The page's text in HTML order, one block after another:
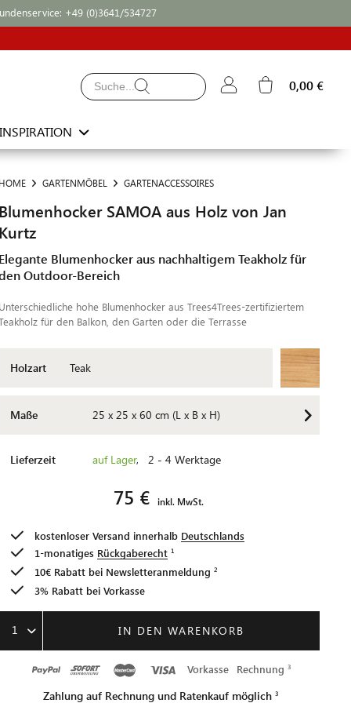
+49 (0)3641/534727
0,00 €
INSPIRATION
HOME GARTENMÖBEL GARTENACCESSOIRES
Blumenhocker SAMOA aus Holz von Jan
Kurtz
Elegante Blumenhocker aus nachhaltigem Teakholz für
Outdoor-Bereich
Unterschiedliche hohe Blumenhocker aus Trees4Trees-zertifiziertem
für den Balkon, den Garten oder die Terrasse
Holzart Teak
Maße 25 x 25 x 60 cm (L x B x H)
Lieferzeit auf Lager, 2 - 4 Werktage
75 € inkl. MwSt.
kostenloser Versand innerhalb Deutschlands
1-monatiges Rückgaberecht
10€ Rabatt bei Newsletteranmeldung
3% Rabatt bei Vorkasse
1 IN DEN WARENKORB
Vorkasse Rechnung
Zahlung auf Rechnung und Ratenkauf möglich